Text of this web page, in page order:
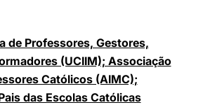
de Professores, Gestores,
(UCIIM); Associação
Católicos (AIMC);
das Escolas Católicas